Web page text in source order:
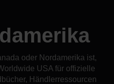
oder Nordamerika ist,
USA für offizielle
Händlerressourcen